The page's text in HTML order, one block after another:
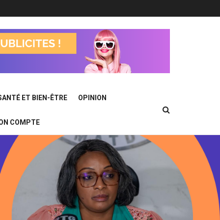
ET BIEN-ÊTRE OPINION
COMPTE